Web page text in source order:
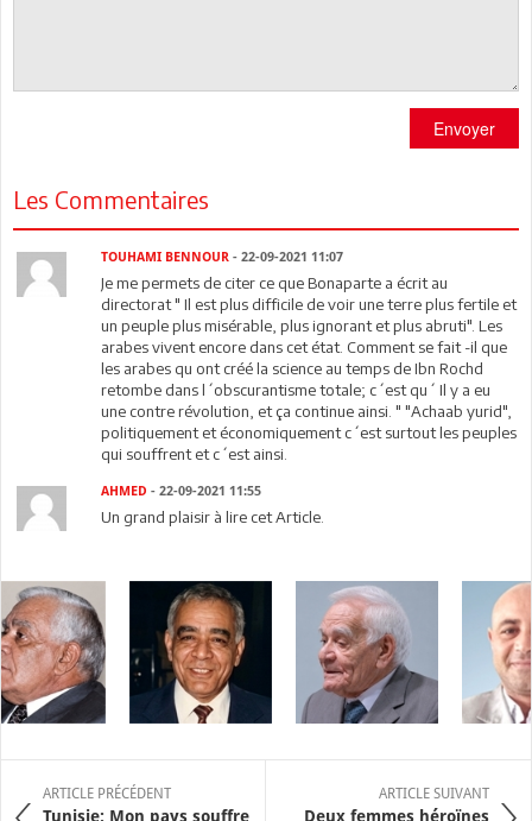
Envoyer
Les Commentaires
TOUHAMI BENNOUR - 22-09-2021 11:07
Je me permets de citer ce que Bonaparte a écrit au
directorat " Il est plus difficile de voir une terre plus fertile et
un peuple plus misérable, plus ignorant et plus abruti". Les
arabes vivent encore dans cet état. Comment se fait -il que
les arabes qu ont créé la science au temps de Ibn Rochd
retombe dans l´obscurantisme totale; c´est qu´ Il y a eu
une contre révolution, et ça continue ainsi. " "Achaab yurid",
politiquement et économiquement c´est surtout les peuples
qui souffrent et c´est ainsi.
AHMED - 22-09-2021 11:55
Un grand plaisir à lire cet Article.
ARTICLE PRÉCÉDENT
Tunisie: Mon pays souffre
ARTICLE SUIVANT
Deux femmes héroïnes